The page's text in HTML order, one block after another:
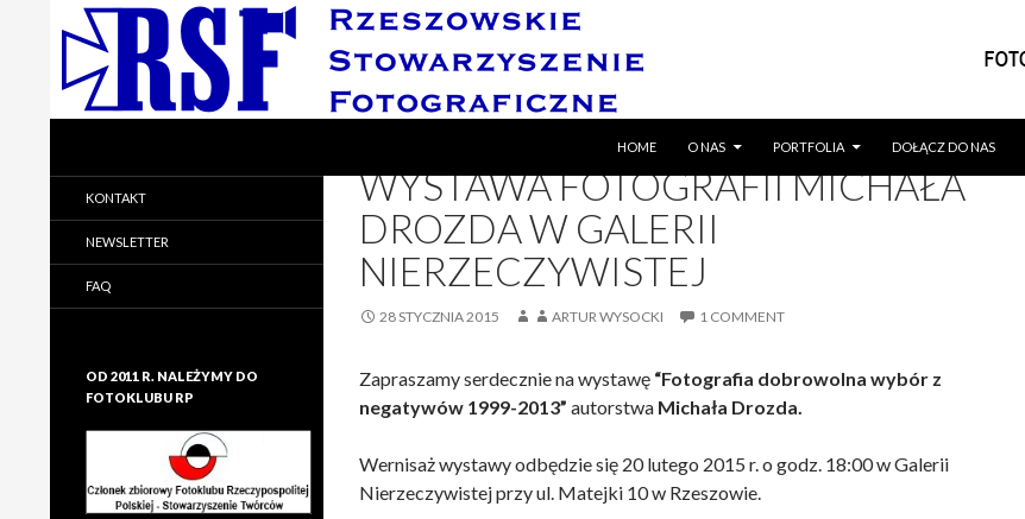
HOME
O NAS PORTFOLIA DOŁĄCZ DO NAS
WYSTAWY
WYSTAWA FOTOGRAFII MICHAŁA
DROZDA W GALERII
NIERZECZYWISTEJ
28 STYCZNIA 2015 ARTUR WYSOCKI 1 COMMENT
Zapraszamy serdecznie na wystawę “Fotografia dobrowolna wybór z
negatywów 1999-2013” autorstwa Michała Drozda.
Wernisaż wystawy odbędzie się 20 lutego 2015 r. o godz. 18:00 w Galerii
Nierzeczywistej przy ul. Matejki 10 w Rzeszowie.
Rzeszowskie Stowarzyszenie
Fotograficzne
KONTAKT
NEWSLETTER
FAQ
OD 2011 R. NALEŻYMY DO
FOTOKLUBU RP